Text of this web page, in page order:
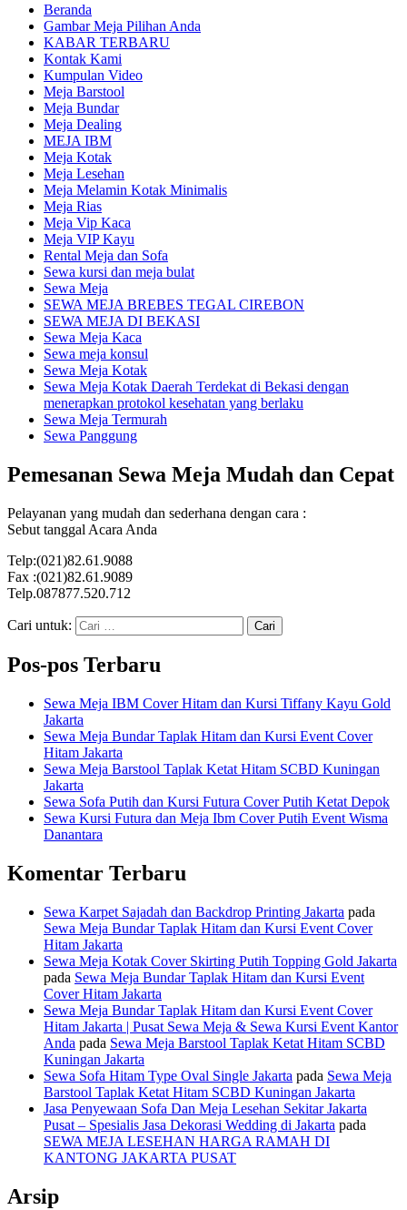
Beranda
Gambar Meja Pilihan Anda
KABAR TERBARU
Kontak Kami
Kumpulan Video
Meja Barstool
Meja Bundar
Meja Dealing
MEJA IBM
Meja Kotak
Meja Lesehan
Meja Melamin Kotak Minimalis
Meja Rias
Meja Vip Kaca
Meja VIP Kayu
Rental Meja dan Sofa
Sewa kursi dan meja bulat
Sewa Meja
SEWA MEJA BREBES TEGAL CIREBON
SEWA MEJA DI BEKASI
Sewa Meja Kaca
Sewa meja konsul
Sewa Meja Kotak
Sewa Meja Kotak Daerah Terdekat di Bekasi dengan
menerapkan protokol kesehatan yang berlaku
Sewa Meja Termurah
Sewa Panggung
Pemesanan Sewa Meja Mudah dan Cepat
Pelayanan yang mudah dan sederhana dengan cara :
Sebut tanggal Acara Anda
Telp:(021)82.61.9088
Fax :(021)82.61.9089
Telp.087877.520.712
Cari untuk:
Pos-pos Terbaru
Sewa Meja IBM Cover Hitam dan Kursi Tiffany Kayu Gold
Jakarta
Sewa Meja Bundar Taplak Hitam dan Kursi Event Cover
Hitam Jakarta
Sewa Meja Barstool Taplak Ketat Hitam SCBD Kuningan
Jakarta
Sewa Sofa Putih dan Kursi Futura Cover Putih Ketat Depok
Sewa Kursi Futura dan Meja Ibm Cover Putih Event Wisma
Danantara
Komentar Terbaru
Sewa Karpet Sajadah dan Backdrop Printing Jakarta pada
Sewa Meja Bundar Taplak Hitam dan Kursi Event Cover
Hitam Jakarta
Sewa Meja Kotak Cover Skirting Putih Topping Gold Jakarta
pada Sewa Meja Bundar Taplak Hitam dan Kursi Event
Cover Hitam Jakarta
Sewa Meja Bundar Taplak Hitam dan Kursi Event Cover
Hitam Jakarta | Pusat Sewa Meja & Sewa Kursi Event Kantor
Anda pada Sewa Meja Barstool Taplak Ketat Hitam SCBD
Kuningan Jakarta
Sewa Sofa Hitam Type Oval Single Jakarta pada Sewa Meja
Barstool Taplak Ketat Hitam SCBD Kuningan Jakarta
Jasa Penyewaan Sofa Dan Meja Lesehan Sekitar Jakarta
Pusat – Spesialis Jasa Dekorasi Wedding di Jakarta pada
SEWA MEJA LESEHAN HARGA RAMAH DI
KANTONG JAKARTA PUSAT
Arsip